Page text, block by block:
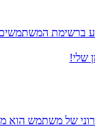
ברשימת
שלי!
של משתמש הוא